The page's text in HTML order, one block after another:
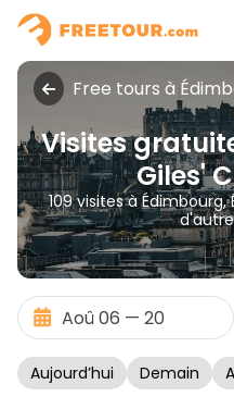
Free tours à
Visites
Giles'
109 visites à
Aujourd’hui Demain